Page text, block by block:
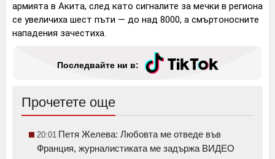
армията в Акита, след като сигналите за мечки в региона
се увеличиха шест пъти — до над 8000, а смъртоносните
нападения зачестиха.
Последвайте ни в:
Прочетете още
20:01 Петя Желева: Любовта ме отведе във
Франция, журналистиката ме задържа ВИДЕО